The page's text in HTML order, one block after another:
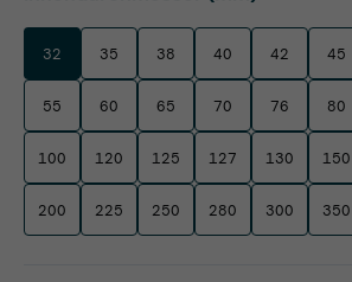
32 35 38 40 42 45
55 60 65 70 76 80
100 120 125 127 130 150
200 225 250 280 300 350